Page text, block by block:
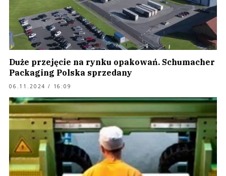
Duże przejęcie na rynku opakowań. Schumacher
Packaging Polska sprzedany
06.11.2024 / 16:09